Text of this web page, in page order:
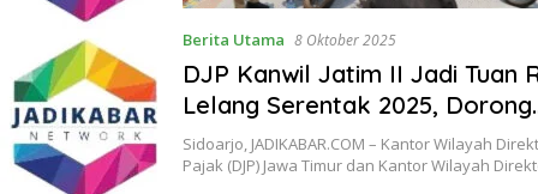
Berita Utama 8 Oktober 2025
DJP Kanwil Jatim II Jadi Tuan
Lelang Serentak 2025, Dorong
Optimalisasi Penerimaan
Sidoarjo, JADIKABAR.COM – Kantor Wilayah
Pajak (DJP) Jawa Timur dan Kantor Wilayah